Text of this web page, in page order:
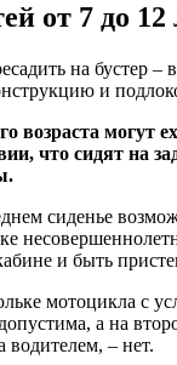
от 7 до 12
на бустер –
и
возраста могут
что сидят на
сиденье
и быть
мотоцикла с
а на
водителем, – нет.